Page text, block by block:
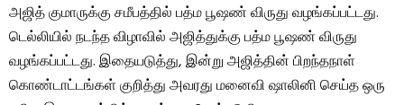
அஜித் குமாருக்கு சமீபத்தில் பத்ம பூஷண் விருது வழங்கப்பட்டது.
டெல்லியில் நடந்த விழாவில் அஜித்துக்கு பத்ம பூஷண் விருது
வழங்கப்பட்டது. இதையடுத்து, இன்று அஜித்தின் பிறந்தநாள்
கொண்டாட்டங்கள் குறித்து அவரது மனைவி ஷாலினி செய்த ஒரு